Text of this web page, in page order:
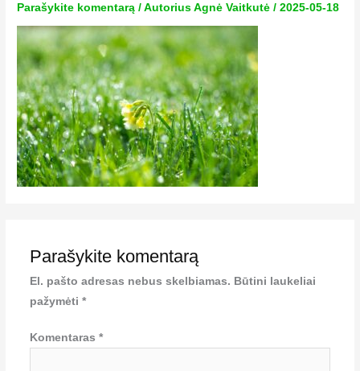
Parašykite komentarą / Autorius Agnė Vaitkutė/2025-05-18
Parašykite komentarą
El. pašto adresas nebus skelbiamas. Būtini laukeliai
pažymėti *
Komentaras *